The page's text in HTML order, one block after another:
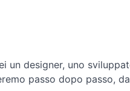
un designer, uno
passo dopo passo,